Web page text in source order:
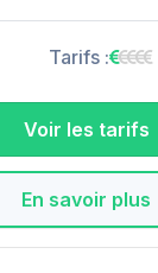
Tarifs :
En savoir plus
Voir les tarifs